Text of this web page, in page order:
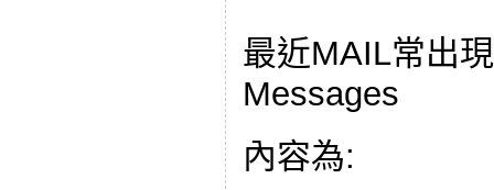
最近MAIL常出
Messages
內容為: